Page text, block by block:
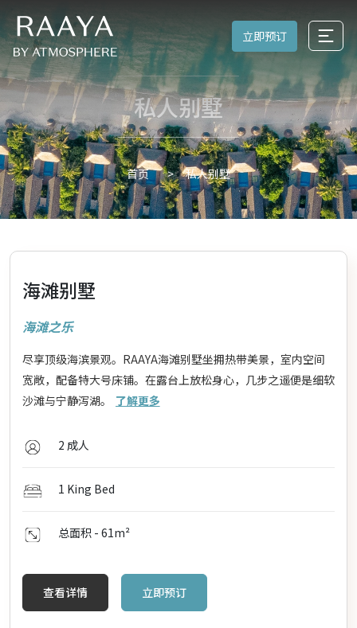
立即预订
私人别墅
首页 私人别墅
海滩别墅
海滩之乐
尽享顶级海滨景观。RAAYA海滩别墅坐拥热带美景，室内空间
宽敞，配备特大号床铺。在露台上放松身心，几步之遥便是细软
沙滩与宁静泻湖。
了解更多
2 成人
1 King Bed
总面积 - 61m²
查看详情 立即预订